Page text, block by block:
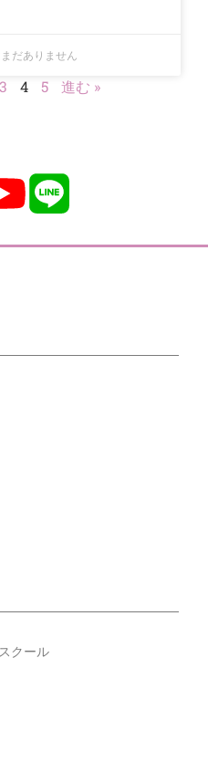
だありません
3 4 5 進む »
クール